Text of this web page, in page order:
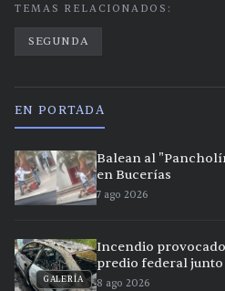
TEMAS RELACIONADOS:
SEGUNDA
EN PORTADA
Balean al
en Bucerías
7 ago 2026
GALERÍA
Incendio
predio federal
8 ago 2026